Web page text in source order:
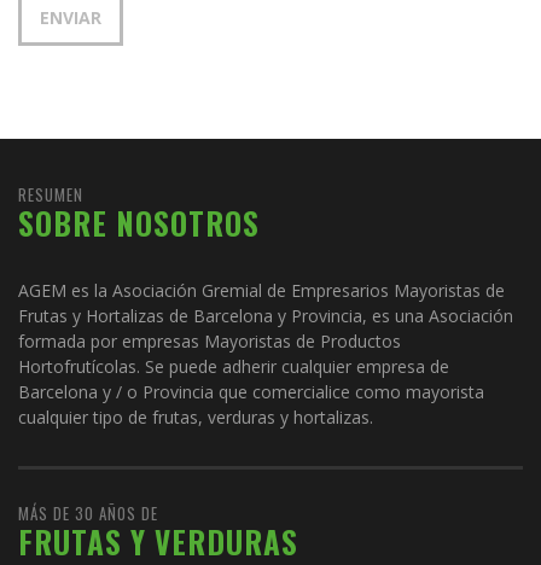
RESUMEN
SOBRE NOSOTROS
AGEM es la Asociación Gremial de Empresarios Mayoristas de
Frutas y Hortalizas de Barcelona y Provincia, es una Asociación
formada por empresas Mayoristas de Productos
Hortofrutícolas. Se puede adherir cualquier empresa de
Barcelona y / o Provincia que comercialice como mayorista
cualquier tipo de frutas, verduras y hortalizas.
MÁS DE 30 AÑOS DE
FRUTAS Y VERDURAS